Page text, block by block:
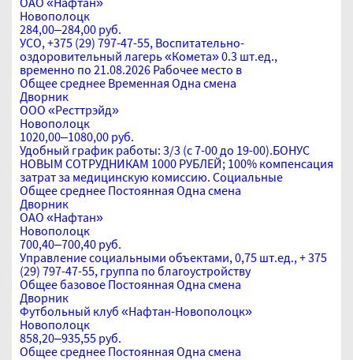
Новополоцк
284,00–284,00 руб.
УСО, +375 (29) 797-47-55, Воспитательно-
оздоровительный лагерь «Комета» 0.3 шт.ед.,
временно по 21.08.2026 Рабочее место в
Общее среднее Временная Одна смена
Дворник
ООО «Ресттрэйд»
Новополоцк
1020,00–1080,00 руб.
Удобный график работы: 3/3 (с 7-00 до 19-00).БОНУС
НОВЫМ СОТРУДНИКАМ 1000 РУБЛЕЙ; 100% компенсация
затрат за медицинскую комиссию. Социальные
Общее среднее Постоянная Одна смена
Дворник
ОАО «Нафтан»
Новополоцк
700,40–700,40 руб.
Управление социальными объектами, 0,75 шт.ед., + 375
(29) 797-47-55, группа по благоустройству
Общее базовое Постоянная Одна смена
Дворник
Футбольный клуб «Нафтан-Новополоцк»
Новополоцк
858,20–935,55 руб.
Общее среднее Постоянная Одна смена